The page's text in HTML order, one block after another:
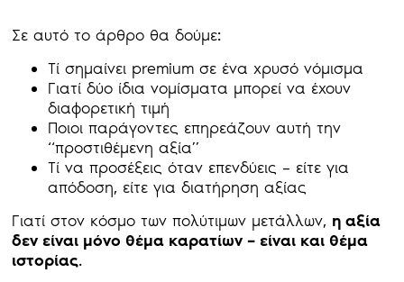
Σε αυτό το άρθρο θα δούμε:
Τί σημαίνει premium σε ένα χρυσό νόμισμα
Γιατί δύο ίδια νομίσματα μπορεί να έχουν
διαφορετική τιμή
Ποιοι παράγοντες επηρεάζουν αυτή την
“προστιθέμενη αξία”
Τί να προσέξεις όταν επενδύεις – είτε για
απόδοση, είτε για διατήρηση αξίας
Γιατί στον κόσμο των πολύτιμων μετάλλων, η αξία
δεν είναι μόνο θέμα καρατίων – είναι και θέμα
ιστορίας.